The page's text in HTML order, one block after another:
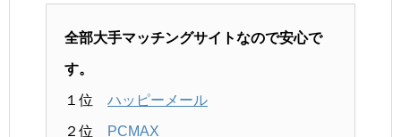
全部大手マッチングサイトなので安心で
す。
１位 ハッピーメール
２位 PCMAX